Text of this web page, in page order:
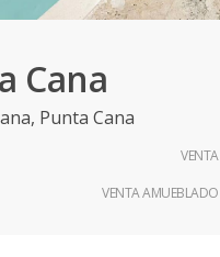
Cana
, Punta Cana
VENTA
VENTA AMUEBLADO